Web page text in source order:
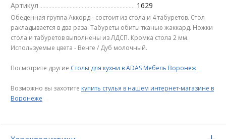
Артикул 1629
Обеденная группа Аккорд - состоит из стола и 4 табуретов. Стол
ракладывается в два раза. Табуреты обиты тканью жаккард. Ножки
стола и табуретов выполнены из ЛДСП. Кромка стола 2 мм.
Используемые цвета - Венге / Дуб молочный.
Посмотрите другие Столы для кухни в ADAS Мебель Воронеж.
Возможно вы захотите купить стулья в нашем интернет-магазине в
Воронеже